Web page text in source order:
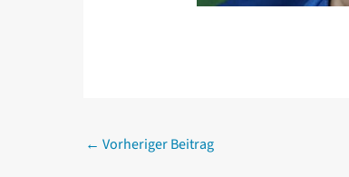
← Vorheriger Beitrag